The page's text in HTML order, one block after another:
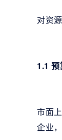
对资
1.1
市面
企业